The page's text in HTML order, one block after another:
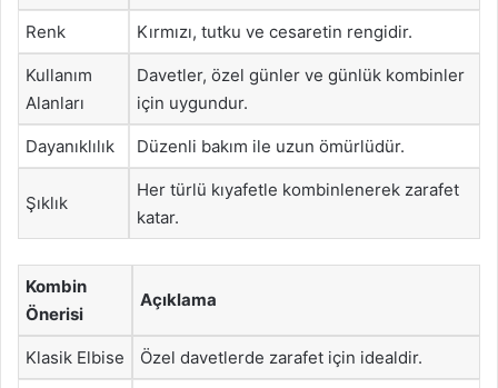
Renk Kırmızı, tutku ve cesaretin rengidir.
Kullanım
Alanları
Davetler, özel günler ve günlük kombinler
için uygundur.
Dayanıklılık Düzenli bakım ile uzun ömürlüdür.
Şıklık
Her türlü kıyafetle kombinlenerek zarafet
katar.
Kombin
Önerisi
Açıklama
Klasik Elbise Özel davetlerde zarafet için idealdir.